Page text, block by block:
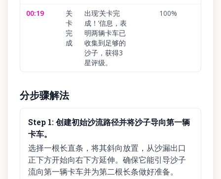
00:19
关
卡
完
成
出现‘关卡完
成！’信息，表
明两辆卡车已
收集到足够的
沙子，获得3
星评级。
100%
分步骤解法
Step 1:创建初始沙流路径并将沙子导向第一辆
卡车。
选择一根长直条，将其斜向放置，从沙漏出口
正下方开始向右下方延伸。确保它能引导沙子
流向第一辆卡车并为第二根长条做好准备。